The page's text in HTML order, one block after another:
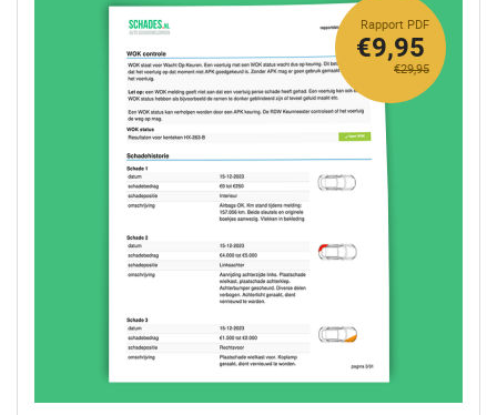
Rapport PDF
€29,95
€9,95